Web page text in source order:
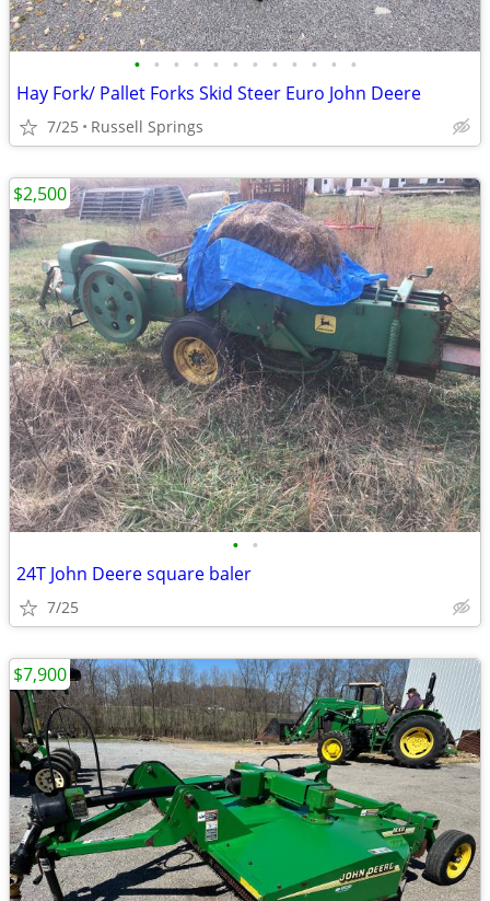
• • • • • • • • • • • •
Hay Fork/ Pallet Forks Skid Steer Euro John Deere
7/25 Russell Springs
• •
24T John Deere square baler
7/25
$2,500
$7,900